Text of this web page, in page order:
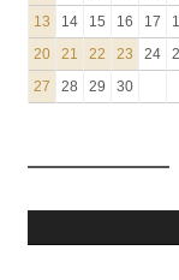
13
14 15 16 17
20
21 22 23 24
27
28 29 30